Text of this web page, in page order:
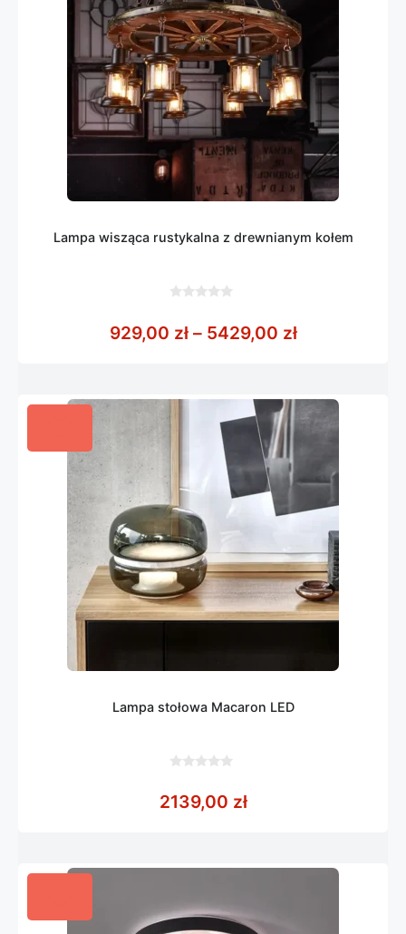
Lampa wisząca rustykalna z drewnianym kołem
5
929,00 zł – 5429,00 złZakres cen:
Lampa stołowa Macaron LED
5
2139,00 zł